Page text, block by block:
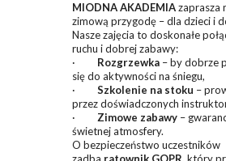
MIODNA AKADEMIAzaprasza
zimową przygodę – dla dzieci i
Nasze zajęcia to doskonałe
ruchu i dobrej zabawy:
· Rozgrzewka– by dobrze
się do aktywności na śniegu,
· Szkolenie na stoku –
przez doświadczonych
· Zimowe zabawy–
świetnej atmosfery.
O bezpieczeństwo uczestników